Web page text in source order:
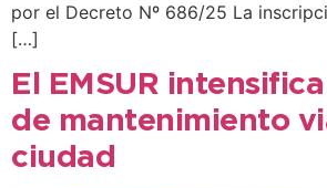
por el Decreto Nº 686/25 La
[…]
El EMSUR
de mantenimiento
ciudad